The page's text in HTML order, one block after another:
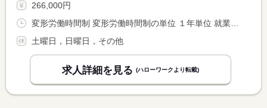
266,000円
変形労働時間制 変形労働時間制の単位 １年単位 就業時間１ 8時00分〜17時00分
土曜日，日曜日，その他
求人詳細を見る (ハローワークより転載)